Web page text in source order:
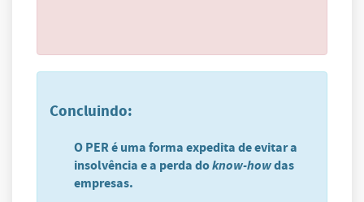
Concluindo:
O PER é uma forma expedita de evitar a
insolvência e a perda doknow-howdas
empresas.